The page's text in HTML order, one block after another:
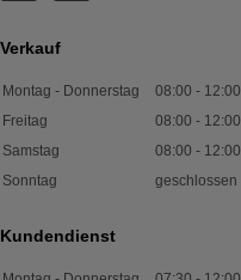
Verkauf
Montag - Donnerstag 08:00 - 12:00
Freitag
08:00 - 12:00
Samstag
08:00 - 12:00
Sonntag
geschlossen
Kundendienst